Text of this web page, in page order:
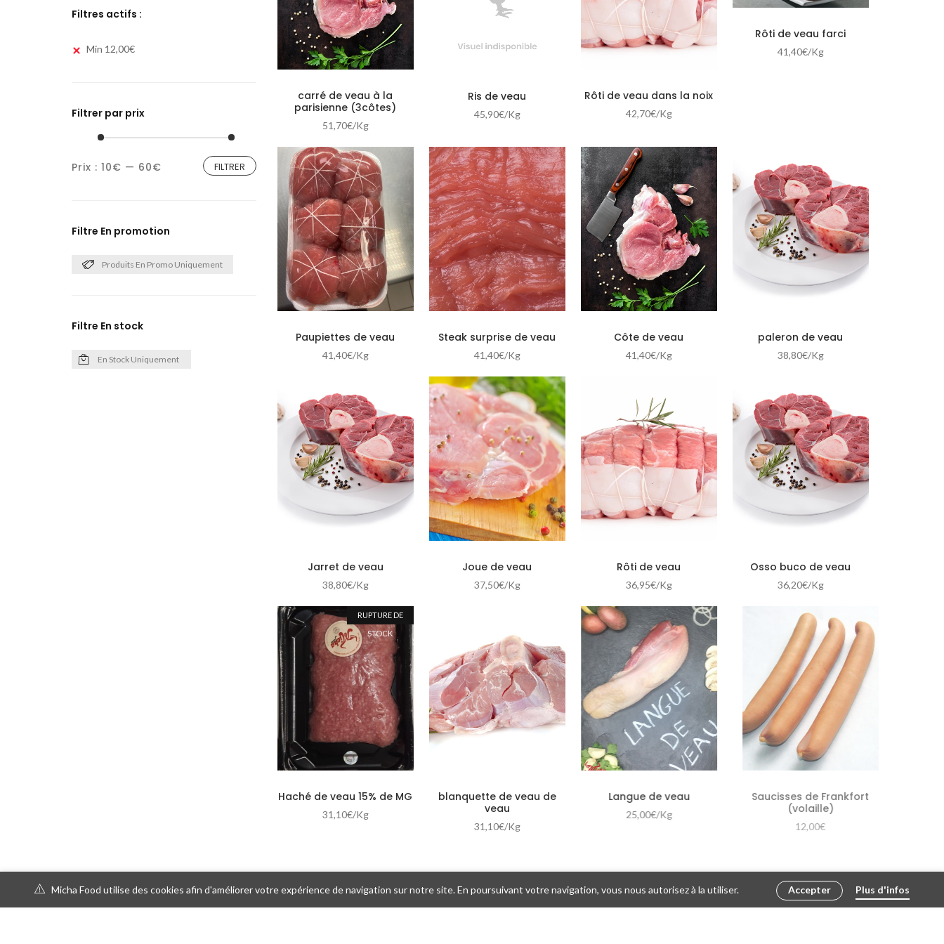
Tri par prix : ascendant
Tri par prix : descendant
carré de veau à la
parisienne (3côtes)
51,70€/Kg
Ris de veau
45,90€/Kg
Rôti de veau dans la noix
42,70€/Kg
Rôti de veau farci
41,40€/Kg
Paupiettes de veau
41,40€/Kg
Steak surprise de veau
41,40€/Kg
Côte de veau
41,40€/Kg
paleron de veau
38,80€/Kg
Jarret de veau
38,80€/Kg
Joue de veau
37,50€/Kg
Rôti de veau
36,95€/Kg
Osso buco de veau
36,20€/Kg
RUPTURE DE
STOCK
Haché de veau 15% de MG
31,10€/Kg
blanquette de veau de
veau
31,10€/Kg
Langue de veau
25,00€/Kg
Saucisses de Frankfort
(volaille)
12,00€
Filtres actifs :
Min 12,00€
Filtrer par prix
FILTRER
Prix : 10€ — 60€
Filtre En promotion
Produits En Promo Uniquement
Filtre En stock
En Stock Uniquement
Micha Food utilise des cookies afin d'améliorer votre expérience de navigation sur notre site. En poursuivant votre navigation, vous nous autorisez à la utiliser. Accepter Plus d'infos